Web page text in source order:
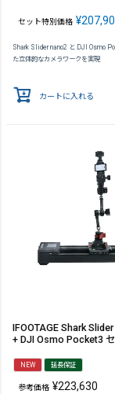
セット特別価格 ¥
Shark Slider nano2 と DJI Osmo
た立体的なカメラワークを実現
カートに入れる
IFOOTAGE Shark
+ DJI Osmo Pocket3
NEW 延長保証
参考価格 ¥223,630